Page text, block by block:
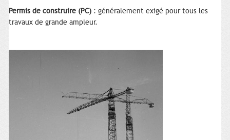
Permis de construire (PC) : généralement exigé pour tous les
travaux de grande ampleur.